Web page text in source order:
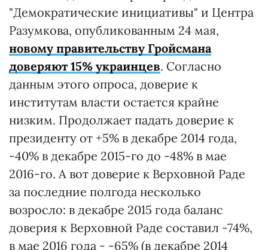
"Демократические инициативы" и Центра
Разумкова, опубликованным 24 мая,
новому правительству Гройсмана
доверяют 15% украинцев. Согласно
данным этого опроса, доверие к
институтам власти остается крайне
низким. Продолжает падать доверие к
президенту от +5% в декабре 2014 года,
-40% в декабре 2015-го до -48% в мае
2016-го. А вот доверие к Верховной Раде
за последние полгода несколько
возросло: в декабре 2015 года баланс
доверия к Верховной Раде составил -74%,
в мае 2016 года - -65% (в декабре 2014